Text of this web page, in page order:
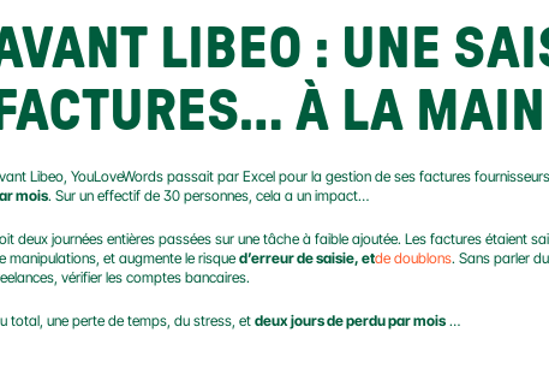
LIBEO : UNE
FACTURES… À LA MAIN
Libeo, YouLoveWords passait par Excel pour la gestion de ses factures
mois. Sur un effectif de 30 personnes, cela a un impact…
deux journées entières passées sur une tâche à faible ajoutée. Les factures étaient
manipulations, et augmente le risque d’erreur de saisie, etde doublons. Sans parler
vérifier les comptes bancaires.
total, une perte de temps, du stress, et deux jours de perdu par mois …